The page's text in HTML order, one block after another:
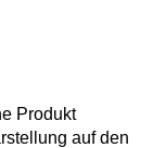
Produkt
auf den